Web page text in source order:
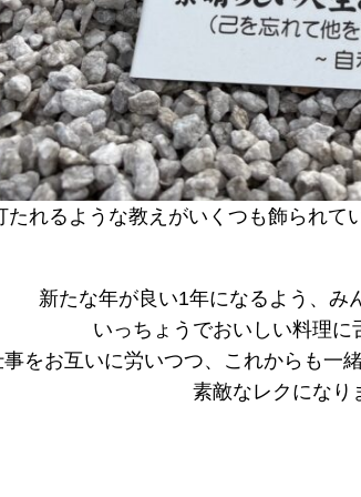
れるような教えがいくつも飾られて
新たな年が良い1年になるよう、み
いっちょうでおいしい料理に
をお互いに労いつつ、これからも一
素敵なレクになり